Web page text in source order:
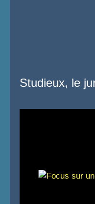
Studieux, le